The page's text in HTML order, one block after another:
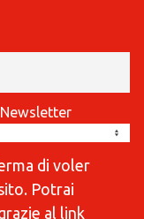
di voler
Potrai
al link